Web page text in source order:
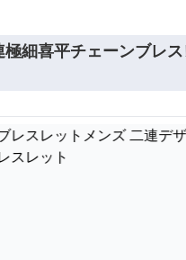
極細喜平チェーンブレ